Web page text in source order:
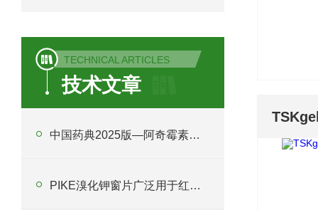
TECHNICAL ARTICLES
技术文章
中国药典2025版—阿奇霉素片含量测定
PIKE溴化钾窗片广泛用于红外光谱仪